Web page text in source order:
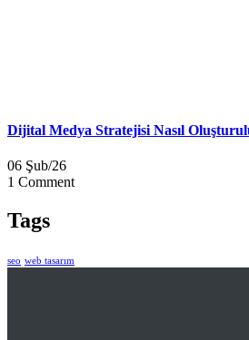
Dijital Medya Stratejisi Nasıl
06 Şub/26
1 Comment
Tags
seo web tasarım